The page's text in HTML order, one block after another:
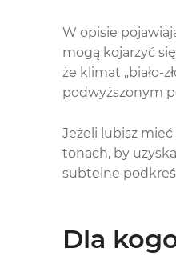
W opisie
mogą kojarzyć
że klimat „biało-
podwyższonym
Jeżeli lubisz
tonach, by
subtelne
Dla